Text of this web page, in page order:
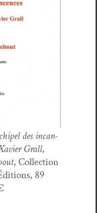
des incan­
Grall,
, Col­lec­tion
89